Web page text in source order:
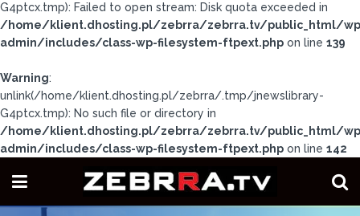
G4ptcx.tmp): Failed to open stream: Disk quota exceeded in
/home/klient.dhosting.pl/zebrra/zebrra.tv/public_html/
admin/includes/class-wp-filesystem-ftpext.php on line 139
Warning:
unlink(/home/klient.dhosting.pl/zebrra/.tmp/jnewslibrary-
G4ptcx.tmp): No such file or directory in
/home/klient.dhosting.pl/zebrra/zebrra.tv/public_html/
admin/includes/class-wp-filesystem-ftpext.php on line 142